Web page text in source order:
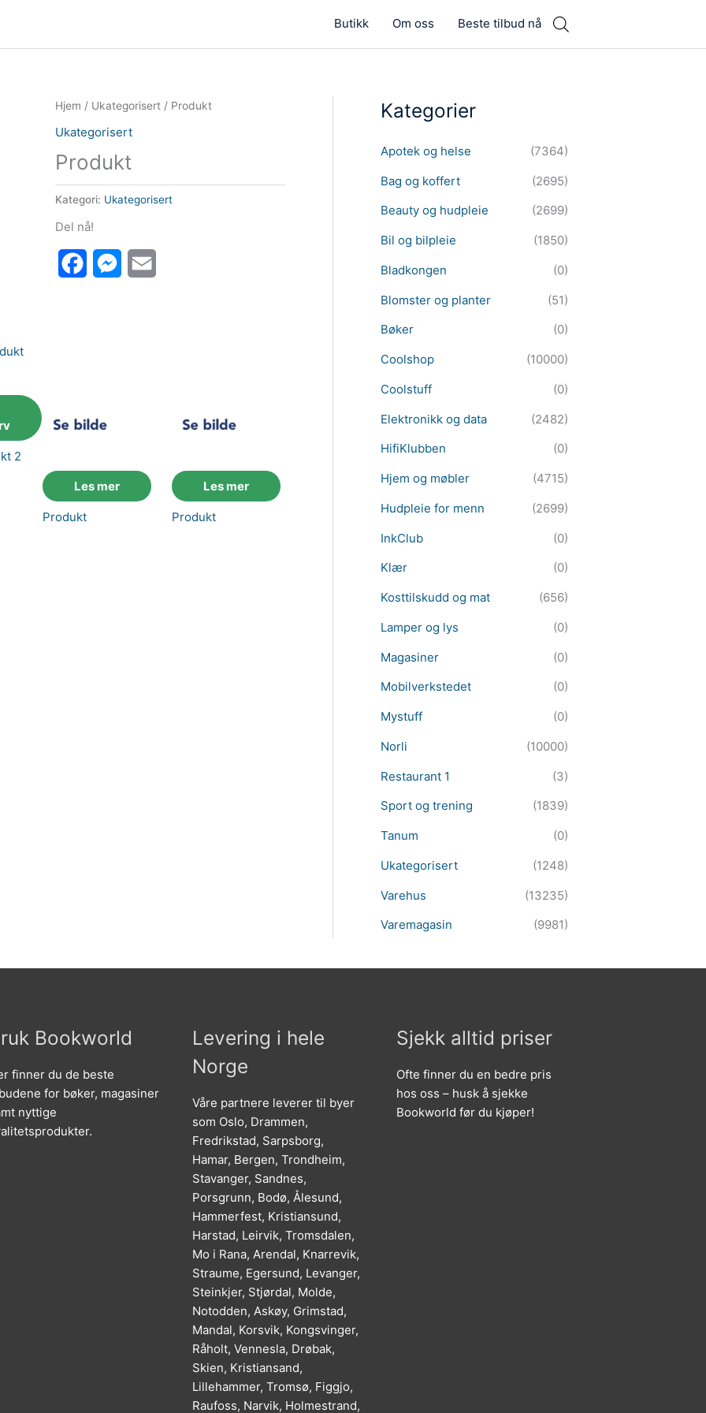
Butikk Om oss Beste tilbud nå
Hjem / Ukategorisert / Produkt
Ukategorisert
Produkt
Kategori: Ukategorisert
Del nå!
FacebookMessenger
2
Les mer
Produkt
Les mer
Produkt
Kategorier
Apotek og helse
(7364)
Bag og koffert
(2695)
Beauty og hudpleie
(2699)
Bil og bilpleie
(1850)
Bladkongen
(0)
Blomster og planter
(51)
Bøker
(0)
Coolshop
(10000)
Coolstuff
(0)
Elektronikk og data
(2482)
HifiKlubben
(0)
Hjem og møbler
(4715)
Hudpleie for menn
(2699)
InkClub
(0)
Klær
(0)
Kosttilskudd og mat
(656)
Lamper og lys
(0)
Magasiner
(0)
Mobilverkstedet
(0)
Mystuff
(0)
Norli
(10000)
Restaurant 1
(3)
Sport og trening
(1839)
Tanum
(0)
Ukategorisert
(1248)
Varehus
(13235)
Varemagasin
(9981)
Bookworld
finner du de beste
for bøker, magasiner
nyttige
Levering i hele
Norge
Våre partnere leverer til byer
som Oslo, Drammen,
Fredrikstad, Sarpsborg,
Hamar, Bergen, Trondheim,
Stavanger, Sandnes,
Porsgrunn, Bodø, Ålesund,
Hammerfest, Kristiansund,
Harstad, Leirvik, Tromsdalen,
Mo i Rana, Arendal, Knarrevik,
Straume, Egersund, Levanger,
Steinkjer, Stjørdal, Molde,
Notodden, Askøy, Grimstad,
Mandal, Korsvik, Kongsvinger,
Råholt, Vennesla, Drøbak,
Skien, Kristiansand,
Lillehammer, Tromsø, Figgjo,
Raufoss, Narvik, Holmestrand,
Sjekk alltid priser
Ofte finner du en bedre pris
hos oss – husk å sjekke
Bookworld før du kjøper!